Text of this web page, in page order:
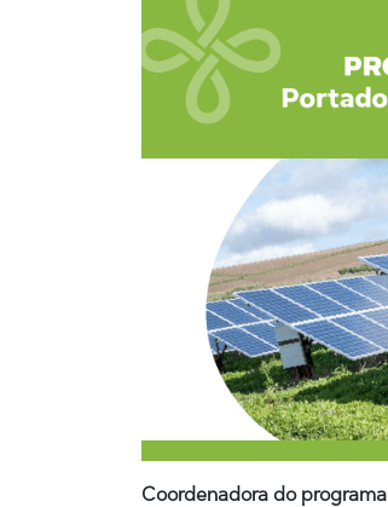
Coordenadora do programa